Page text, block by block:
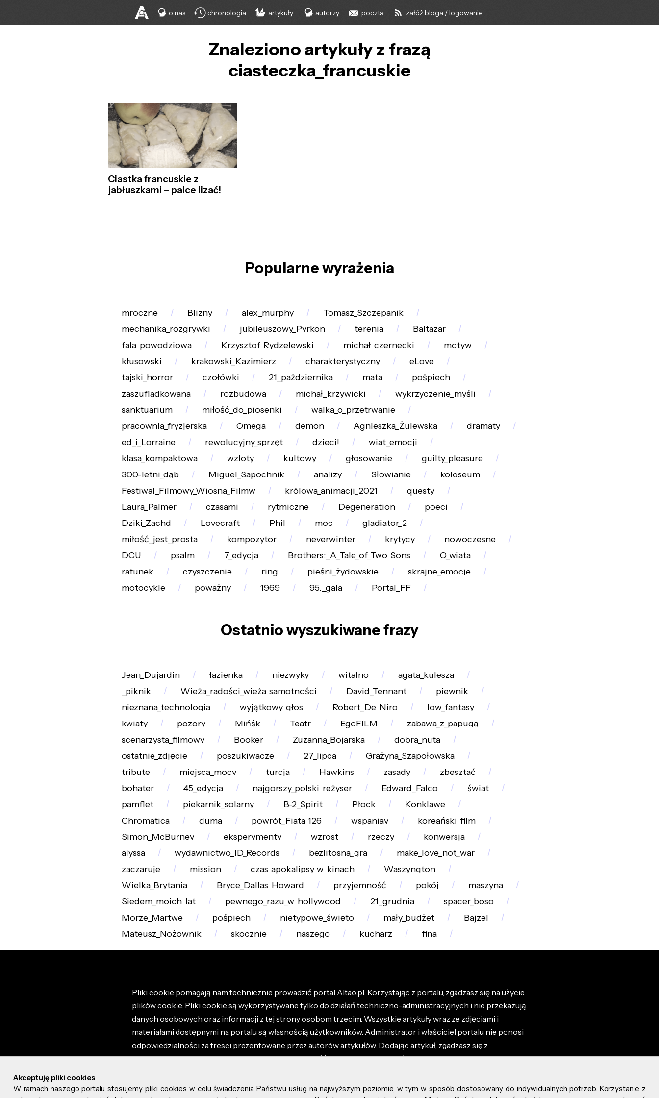
o nas chronologia artykuły autorzy poczta załóż bloga / logowanie
Znaleziono artykuły z frazą
ciasteczka_francuskie
Ciastka francuskie z
jabłuszkami – palce lizać!
Popularne wyrażenia
mroczne Blizny alex_murphy
Tomasz_Szczepanik
mechanika_rozgrywki
jubileuszowy_Pyrkon terenia
Baltazar
fala_powodziowa
Krzysztof_Rydzelewski michał_czernecki
motyw
kłusowski
krakowski_Kazimierz charakterystyczny
eLove
tajski_horror
czołówki 21_października mata
pośpiech
zaszufladkowana
rozbudowa michał_krzywicki
wykrzyczenie_myśli
sanktuarium
miłość_do_piosenki
walka_o_przetrwanie
pracownia_fryzjerska
Omega demon Agnieszka_Żulewska
dramaty
ed_i_Lorraine
rewolucyjny_sprzęt dzieci!
wiat_emocji
klasa_kompaktowa
wzloty kultowy głosowanie
guilty_pleasure
300-letni_dąb
Miguel_Sapochnik analizy Słowianie
koloseum
Festiwal_Filmowy_Wiosna_Filmw
królowa_animacji_2021
questy
Laura_Palmer
czasami rytmiczne Degeneration
poeci
Dziki_Zachd
Lovecraft Phil moc
gladiator_2
miłość_jest_prosta
kompozytor neverwinter krytycy
nowoczesne
DCU
psalm 7_edycja Brothers:_A_Tale_of_Two_Sons
O_wiata
ratunek
czyszczenie ring pieśni_żydowskie
skrajne_emocje
motocykle
poważny 1969 95._gala Portal_FF
Ostatnio wyszukiwane frazy
Jean_Dujardin łazienka niezwyky witalno
agata_kulesza
_piknik
Wieża_radości_wieża_samotności David_Tennant
piewnik
nieznana_technologia
wyjątkowy_głos Robert_De_Niro
low_fantasy
kwiaty
pozory Mińśk Teatr EgoFILM
zabawa_z_papugą
scenarzysta_filmowy
Booker Zuzanna_Bojarska
dobra_nuta
ostatnie_zdjęcie
poszukiwacze 27_lipca
Grażyna_Szapołowska
tribute
miejsca_mocy turcja Hawkins zasady
zbesztać
bohater
45_edycja najgorszy_polski_reżyser Edward_Falco
świat
pamflet
piekarnik_solarny B-2_Spirit Płock
Konklawe
Chromatica
duma powrót_Fiata_126 wspaniay
koreański_film
Simon_McBurney
eksperymenty wzrost rzeczy
konwersja
alyssa
wydawnictwo_ID_Records bezlitosna_gra
make_love_not_war
zaczaruje
mission czas_apokalipsy_w_kinach
Waszyngton
Wielka_Brytania
Bryce_Dallas_Howard przyjemność pokój
maszyna
Siedem_moich_lat
pewnego_razu_w_hollywood 21_grudnia
spacer_boso
Morze_Martwe
pośpiech nietypowe_święto mały_budżet
Bajzel
Mateusz_Nożownik
skocznie naszego kucharz fina
Pliki cookie pomagają nam technicznie prowadzić portal Altao.pl. Korzystając z portalu, zgadzasz się na użycie
plików cookie. Pliki cookie są wykorzystywane tylko do działań techniczno-administracyjnych i nie przekazują
danych osobowych oraz informacji z tej strony osobom trzecim. Wszystkie artykuły wraz ze zdjęciami i
materiałami dostępnymi na portalu są własnością użytkowników. Administrator i właściciel portalu nie ponosi
odpowiedzialności za tresci prezentowane przez autorów artykułów. Dodając artykuł, zgadzasz się z
regulaminem portalu oraz ponosisz odpowiedzialność za wszystkie materiały umieszczone przez Ciebie na
Akceptuję pliki cookies
W ramach naszego portalu stosujemy pliki cookies w celu świadczenia Państwu usług na najwyższym poziomie, w tym w sposób dostosowany do indywidualnych potrzeb. Korzystanie z